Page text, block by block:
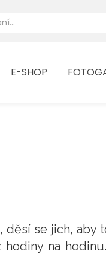
E-SHOP
se jich, aby
na